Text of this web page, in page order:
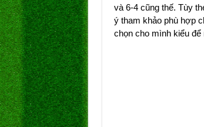
và 6-4 cũng thế. Tùy
ý tham khảo phù hợp
chọn cho mình kiểu để